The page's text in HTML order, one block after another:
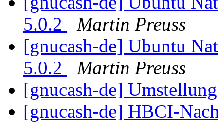
5.0.2
Martin Preuss
[gnucash-de] Ubuntu
5.0.2
Martin Preuss
[gnucash-de]
[gnucash-de] HBCI-